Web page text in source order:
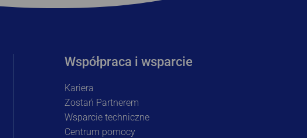
Współpraca i wsparcie
Kariera
Zostań Partnerem
Wsparcie techniczne
Centrum pomocy